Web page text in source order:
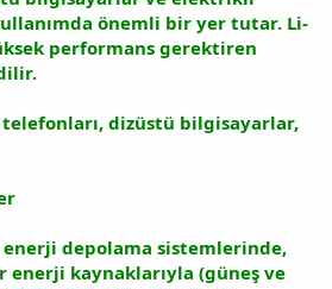
önemli bir yer tutar. Li-
performans gerektiren
telefonları, dizüstü bilgisayarlar,
depolama sistemlerinde,
kaynaklarıyla (güneş ve